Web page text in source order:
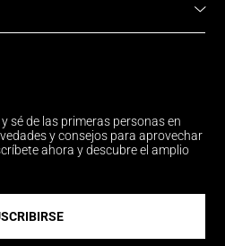
sé de las primeras personas en
y consejos para aprovechar
ahora y descubre el amplio